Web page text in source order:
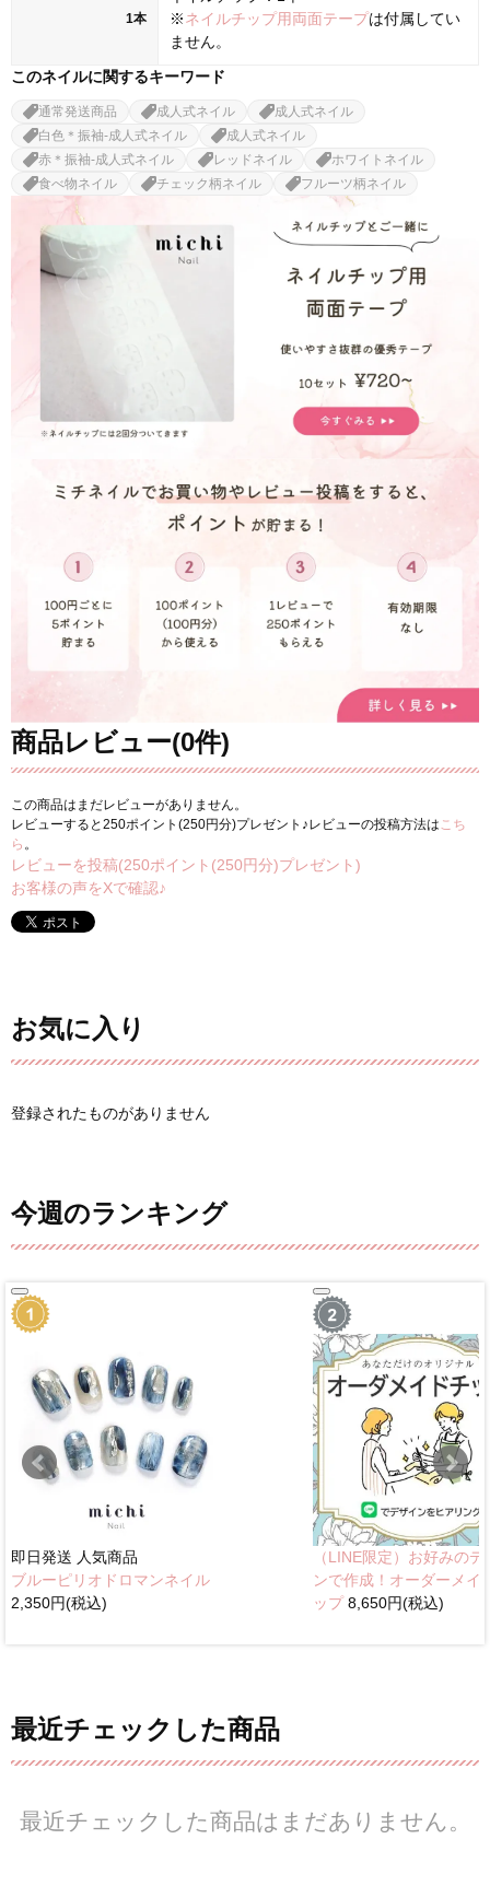
1本
※ネイルチップ用両面テープは付属してい
ません。
このネイルに関するキーワード
通常発送商品 成人式ネイル
成人式ネイル
白色＊振袖-成人式ネイル
成人式ネイル
赤＊振袖-成人式ネイル
レッドネイル
ホワイトネイル
食べ物ネイル
チェック柄ネイル フルーツ柄ネイル
商品レビュー(0件)
この商品はまだレビューがありません。
レビューすると250ポイント(250円分)プレゼント♪レビューの投稿方法は こち
ら 。
レビューを投稿(250ポイント(250円分)プレゼント)
お客様の声をXで確認♪
お気に入り
登録されたものがありません
今週のランキング
即日発送 人気商品
ブルーピリオドロマンネイル
2,350円(税込)
（LINE限定）お好みのデ
ンで作成！オーダーメイ
ップ8,650円(税込)
最近チェックした商品
最近チェックした商品はまだありません。